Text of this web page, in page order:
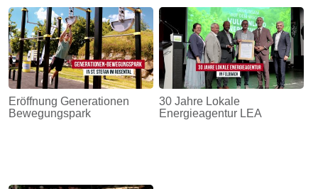
Eröffnung Generationen
Bewegungspark
30 Jahre Lokale
Energieagentur LEA